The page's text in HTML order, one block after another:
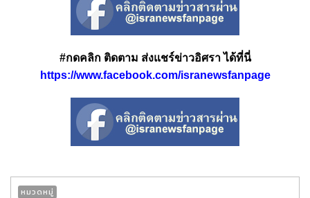
#กดคลิก ติดตาม ส่งแชร์ข่าวอิศรา ได้ที่นี่
https://www.facebook.com/isranewsfanpage
หมวดหมู่